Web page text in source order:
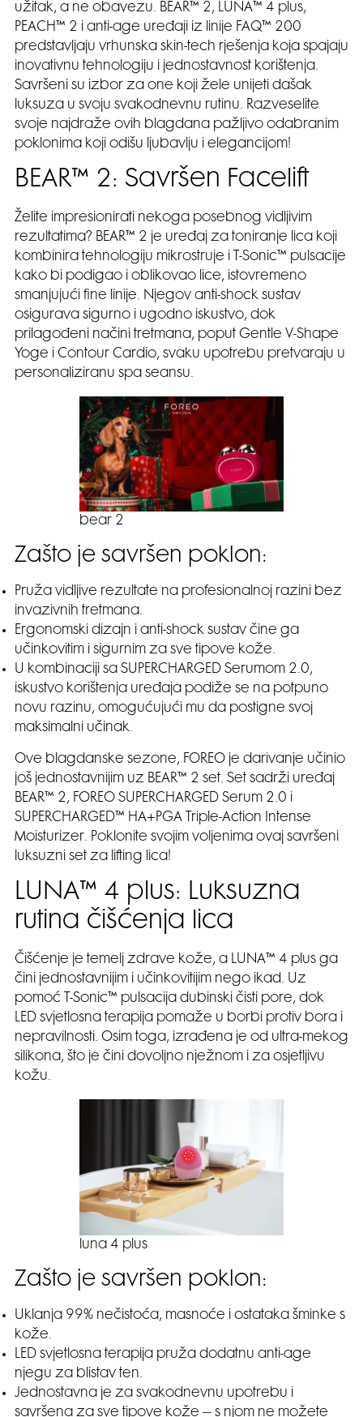
užitak, a ne obavezu. BEAR™ 2, LUNA™ 4 plus,
PEACH™ 2 i anti-age uređaji iz linije FAQ™ 200
predstavljaju vrhunska skin-tech rješenja koja spajaju
inovativnu tehnologiju i jednostavnost korištenja.
Savršeni su izbor za one koji žele unijeti dašak
luksuza u svoju svakodnevnu rutinu. Razveselite
svoje najdraže ovih blagdana pažljivo odabranim
poklonima koji odišu ljubavlju i elegancijom!
BEAR™ 2: Savršen Facelift
Želite impresionirati nekoga posebnog vidljivim
rezultatima? BEAR™ 2 je uređaj za toniranje lica koji
kombinira tehnologiju mikrostruje i T-Sonic™ pulsacije
kako bi podigao i oblikovao lice, istovremeno
smanjujući fine linije. Njegov anti-shock sustav
osigurava sigurno i ugodno iskustvo, dok
prilagođeni načini tretmana, poput Gentle V-Shape
Yoge i Contour Cardio, svaku upotrebu pretvaraju u
personaliziranu spa seansu.
bear 2
Zašto je savršen poklon:
Pruža vidljive rezultate na profesionalnoj razini bez
invazivnih tretmana.
Ergonomski dizajn i anti-shock sustav čine ga
učinkovitim i sigurnim za sve tipove kože.
U kombinaciji sa SUPERCHARGED Serumom 2.0,
iskustvo korištenja uređaja podiže se na potpuno
novu razinu, omogućujući mu da postigne svoj
maksimalni učinak.
Ove blagdanske sezone, FOREO je darivanje učinio
još jednostavnijim uz BEAR™ 2 set. Set sadrži uređaj
BEAR™ 2, FOREO SUPERCHARGED Serum 2.0 i
SUPERCHARGED™ HA+PGA Triple-Action Intense
Moisturizer. Poklonite svojim voljenima ovaj savršeni
luksuzni set za lifting lica!
LUNA™ 4 plus: Luksuzna
rutina čišćenja lica
Čišćenje je temelj zdrave kože, a LUNA™ 4 plus ga
čini jednostavnijim i učinkovitijim nego ikad. Uz
pomoć T-Sonic™ pulsacija dubinski čisti pore, dok
LED svjetlosna terapija pomaže u borbi protiv bora i
nepravilnosti. Osim toga, izrađena je od ultra-mekog
silikona, što je čini dovoljno nježnom i za osjetljivu
kožu.
luna 4 plus
Zašto je savršen poklon:
Uklanja 99% nečistoća, masnoće i ostataka šminke s
kože.
LED svjetlosna terapija pruža dodatnu anti-age
njegu za blistav ten.
Jednostavna je za svakodnevnu upotrebu i
savršena za sve tipove kože – s njom ne možete